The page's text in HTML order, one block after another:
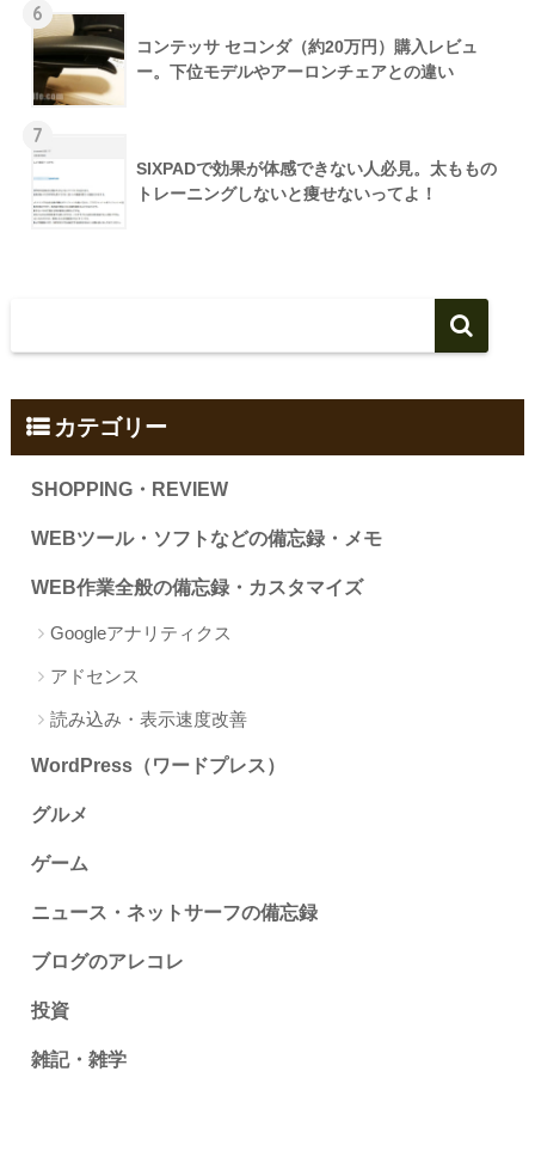
6
コンテッサ セコンダ（約20万円）購入レビュ
ー。下位モデルやアーロンチェアとの違い
7
SIXPADで効果が体感できない人必見。太ももの
トレーニングしないと痩せないってよ！
カテゴリー
SHOPPING・REVIEW
WEBツール・ソフトなどの備忘録・メモ
WEB作業全般の備忘録・カスタマイズ
Googleアナリティクス
アドセンス
読み込み・表示速度改善
WordPress（ワードプレス）
グルメ
ゲーム
ニュース・ネットサーフの備忘録
ブログのアレコレ
投資
雑記・雑学